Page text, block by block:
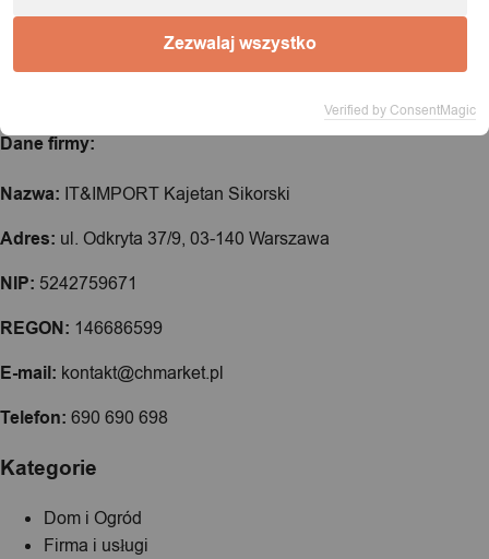
Dane firmy:
Nazwa: IT&IMPORT Kajetan Sikorski
Adres: ul. Odkryta 37/9, 03-140 Warszawa
NIP: 5242759671
REGON: 146686599
E-mail: kontakt@chmarket.pl
Telefon: 690 690 698
Kategorie
Dom i Ogród
Firma i usługi
Zezwalaj wszystko
Verified by ConsentMagic